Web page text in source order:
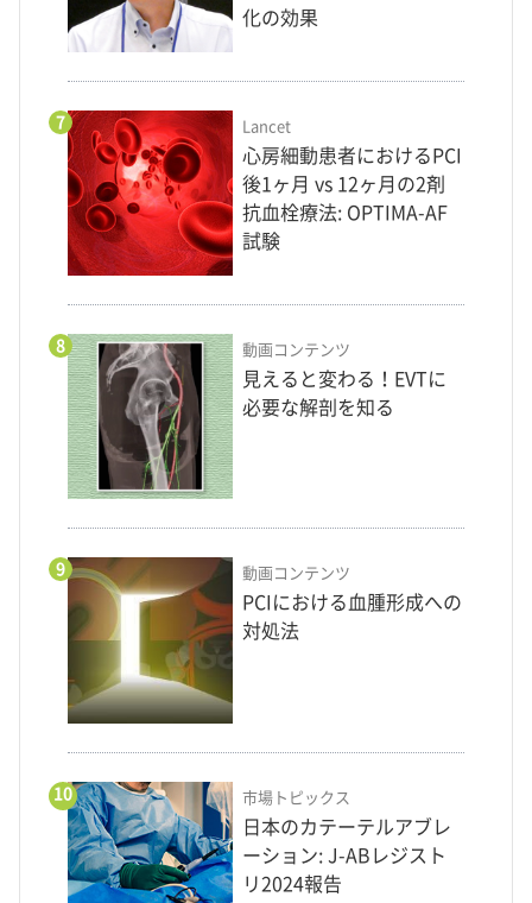
化の効果
7 Lancet
心房細動患者におけるPCI
後1ヶ月 vs 12ヶ月の2剤
抗血栓療法: OPTIMA-AF
試験
8 動画コンテンツ
見えると変わる！EVTに
必要な解剖を知る
9 動画コンテンツ
PCIにおける血腫形成への
対処法
10 市場トピックス
日本のカテーテルアブレ
ーション: J-ABレジスト
リ2024報告